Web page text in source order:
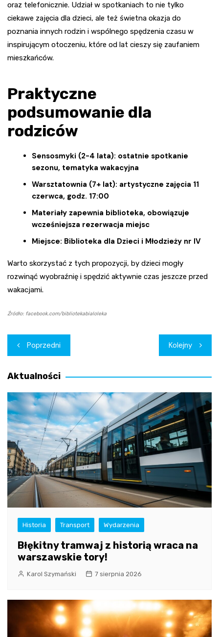
oraz telefonicznie. Udział w spotkaniach to nie tylko
ciekawe zajęcia dla dzieci, ale też świetna okazja do
poznania innych rodzin i wspólnego spędzenia czasu w
inspirującym otoczeniu, które od lat cieszy się zaufaniem
mieszkańców.
Praktyczne
podsumowanie dla
rodziców
Sensosmyki (2-4 lata): ostatnie spotkanie
sezonu, tematyka wakacyjna
Warsztatownia (7+ lat): artystyczne zajęcia 11
czerwca, godz. 17:00
Materiały zapewnia biblioteka, obowiązuje
wcześniejsza rezerwacja miejsc
Miejsce: Biblioteka dla Dzieci i Młodzieży nr IV
Warto skorzystać z tych propozycji, by dzieci mogły
rozwinąć wyobraźnię i spędzić aktywnie czas jeszcze przed
wakacjami.
Źródło: facebook.com/bibliotekabialoleka
Nawigacja
wpisu
Poprzedni Kolejny
Aktualności
Historia Transport Wydarzenia
Błękitny tramwaj z historią wraca na
warszawskie tory!
Karol Szymański 7 sierpnia 2026